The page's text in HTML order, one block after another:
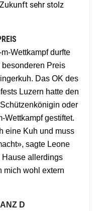
sehr stolz
Wettkampf durfte
Preis
Das OK des
Luzern hatte den
oder
Wettkampf gestiftet.
eine Kuh und muss
sagte Leone
Hause allerdings
mich wohl extern
D